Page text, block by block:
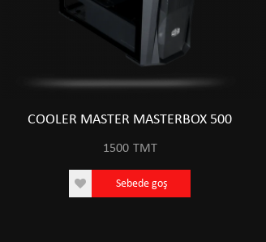
COOLER MASTER MASTERBOX 500
1500 TMT
Sebede goş